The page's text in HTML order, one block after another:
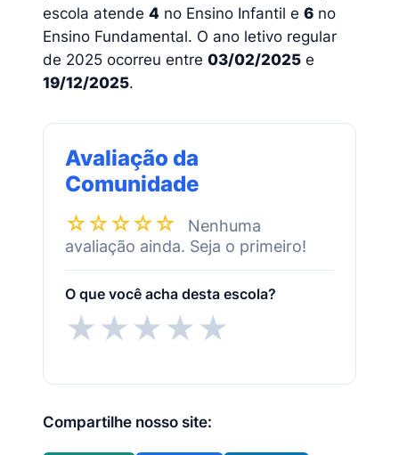
escola atende 4 no Ensino Infantil e 6 no
Ensino Fundamental. O ano letivo regular
de 2025 ocorreu entre 03/02/2025 e
19/12/2025.
Avaliação da
Comunidade
☆☆☆☆☆
Nenhuma
avaliação ainda. Seja o primeiro!
O que você acha desta escola?
★★★★★
Compartilhe nosso site: